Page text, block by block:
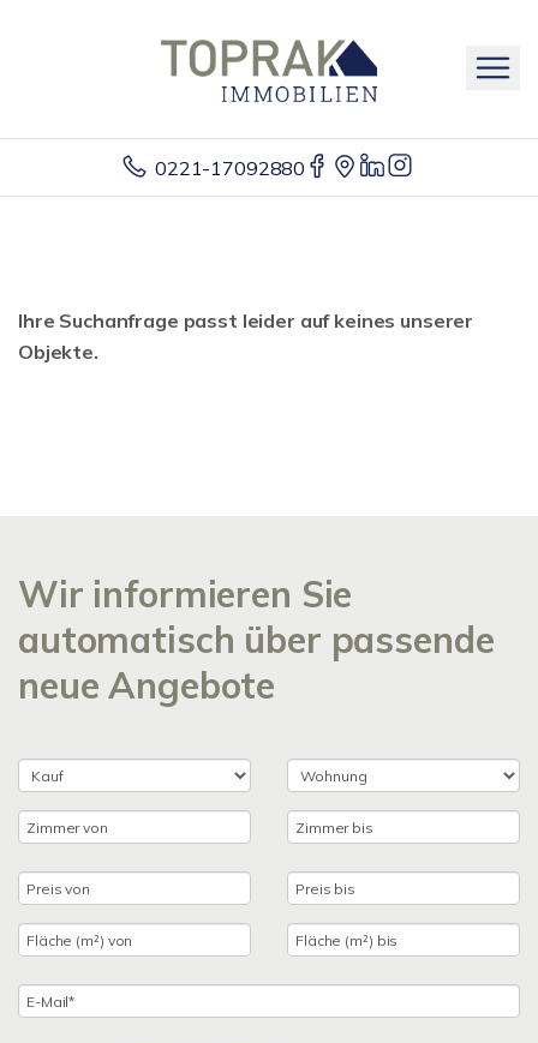
0221-17092880
Ihre Suchanfrage passt leider auf keines unserer
Objekte.
Wir informieren Sie
automatisch über passende
neue Angebote